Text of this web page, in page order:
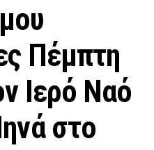
Πέμπτη
Ιερό Ναό
στο